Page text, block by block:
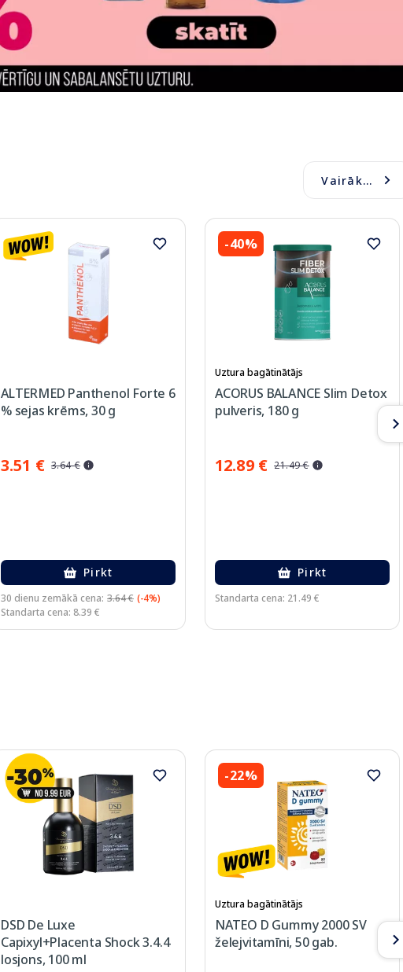
Vairāk...
ALTERMED Panthenol Forte 6
% sejas krēms, 30 g
3.51 € 3.64 €
Pirkt
30 dienu zemākā cena: 3.64 € (-4%)
Standarta cena: 8.39 €
-40%
Uztura bagātinātājs
ACORUS BALANCE Slim Detox
pulveris, 180 g
12.89 € 21.49 €
Pirkt
Standarta cena: 21.49 €
DSD De Luxe
Capixyl+Placenta Shock 3.4.4
losjons, 100 ml
-22%
Uztura bagātinātājs
NATEO D Gummy 2000 SV
želejvitamīni, 50 gab.